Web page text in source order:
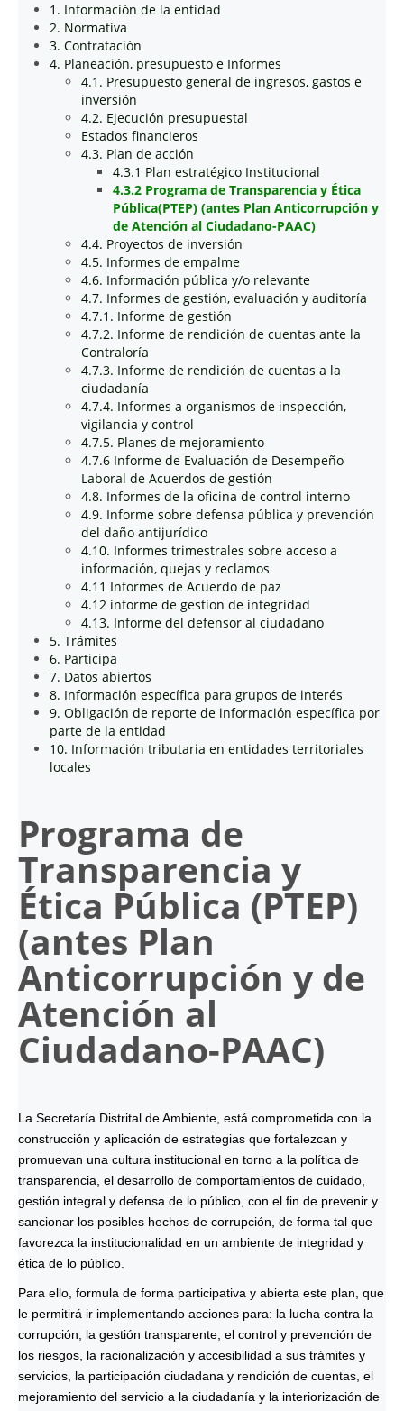
1. Información de la entidad
2. Normativa
3. Contratación
4. Planeación, presupuesto e Informes
4.1. Presupuesto general de ingresos, gastos e
inversión
4.2. Ejecución presupuestal
Estados financieros
4.3. Plan de acción
4.3.1 Plan estratégico Institucional
4.3.2 Programa de Transparencia y Ética
Pública(PTEP) (antes Plan Anticorrupción y
de Atención al Ciudadano-PAAC)
4.4. Proyectos de inversión
4.5. Informes de empalme
4.6. Información pública y/o relevante
4.7. Informes de gestión, evaluación y auditoría
4.7.1. Informe de gestión
4.7.2. Informe de rendición de cuentas ante la
Contraloría
4.7.3. Informe de rendición de cuentas a la
ciudadanía
4.7.4. Informes a organismos de inspección,
vigilancia y control
4.7.5. Planes de mejoramiento
4.7.6 Informe de Evaluación de Desempeño
Laboral de Acuerdos de gestión
4.8. Informes de la oficina de control interno
4.9. Informe sobre defensa pública y prevención
del daño antijurídico
4.10. Informes trimestrales sobre acceso a
información, quejas y reclamos
4.11 Informes de Acuerdo de paz
4.12 informe de gestion de integridad
4.13. Informe del defensor al ciudadano
5. Trámites
6. Participa
7. Datos abiertos
8. Información específica para grupos de interés
9. Obligación de reporte de información específica por
parte de la entidad
10. Información tributaria en entidades territoriales
locales
Programa de
Transparencia y
Ética Pública (PTEP)
(antes Plan
Anticorrupción y de
Atención al
Ciudadano-PAAC)
La Secretaría Distrital de Ambiente, está comprometida con la
construcción y aplicación de estrategias que fortalezcan y
promuevan una cultura institucional en torno a la política de
transparencia, el desarrollo de comportamientos de cuidado,
gestión integral y defensa de lo público, con el fin de prevenir y
sancionar los posibles hechos de corrupción, de forma tal que
favorezca la institucionalidad en un ambiente de integridad y
ética de lo público.
Para ello, formula de forma participativa y abierta este plan, que
le permitirá ir implementando acciones para: la lucha contra la
corrupción, la gestión transparente, el control y prevención de
los riesgos, la racionalización y accesibilidad a sus trámites y
servicios, la participación ciudadana y rendición de cuentas, el
mejoramiento del servicio a la ciudadanía y la interiorización de